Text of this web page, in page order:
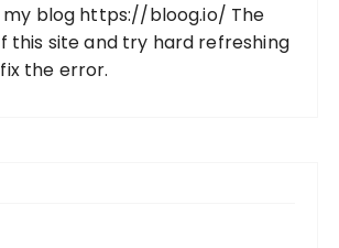
blog https://bloog.io/ The
this site and try hard refreshing
the error.